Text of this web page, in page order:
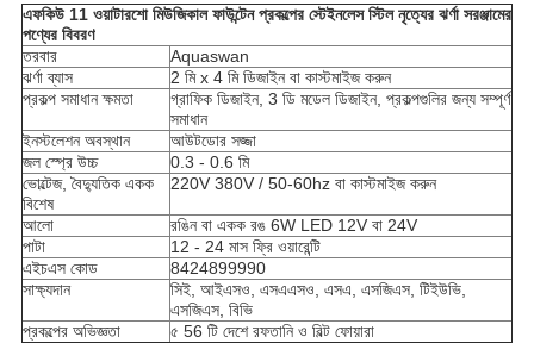
এফকিউ 11 ওয়াটারশো মিউজিকাল ফাউন্টেন প্রকল্পের স্টেইনলেস স্টিল নৃত্যের ঝর্ণা সরঞ্জামের
পণ্যের বিবরণ
তরবার
Aquaswan
ঝর্ণা ব্যাস
2 মি x 4 মি ডিজাইন বা কাস্টমাইজ করুন
প্রকল্প সমাধান ক্ষমতা
গ্রাফিক ডিজাইন, 3 ডি মডেল ডিজাইন, প্রকল্পগুলির জন্য সম্পূর্ণ
সমাধান
ইনস্টলেশন অবস্থান
আউটডোর সজ্জা
জল স্প্রে উচ্চ
0.3 - 0.6 মি
ভোল্টেজ, বৈদ্যুতিক একক
বিশেষ
220V 380V / 50-60hz বা কাস্টমাইজ করুন
আলো
রঙিন বা একক রঙ 6W LED 12V বা 24V
পাটা
12 - 24 মাস ফ্রি ওয়ারেন্টি
এইচএস কোড
8424899990
সাক্ষ্যদান
সিই, আইএসও, এসএএসও, এসএ, এসজিএস, টিইউভি,
এসজিএস, বিভি
প্রকল্পের অভিজ্ঞতা
৫ 56 টি দেশে রফতানি ও বিল্ট ফোয়ারা